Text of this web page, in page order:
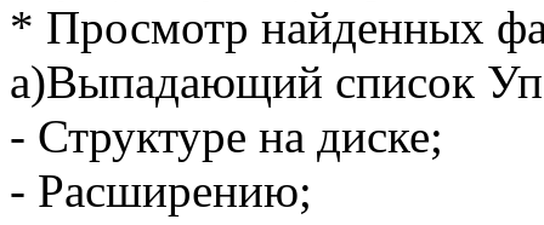
* Просмотр найденных
а)Выпадающий список
- Структуре на диске;
- Расширению;